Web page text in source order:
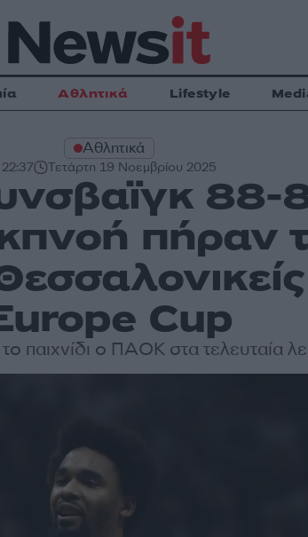
Αθλητικά Lifestyle
Αθλητικά
22:37 Τετάρτη 19 Νοεμβρίου 2025
88-
πήραν
Cup
παιχνίδι ο ΠΑΟΚ στα τελευταία